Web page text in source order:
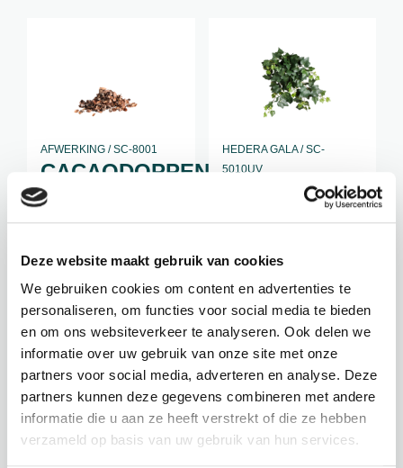
Deze website maakt gebruik van cookies
We gebruiken cookies om content en advertenties te
personaliseren, om functies voor social media te bieden
en om ons websiteverkeer te analyseren. Ook delen we
informatie over uw gebruik van onze site met onze
partners voor social media, adverteren en analyse. Deze
partners kunnen deze gegevens combineren met andere
informatie die u aan ze heeft verstrekt of die ze hebben
verzameld op basis van uw gebruik van hun services.
AFWERKING / SC-8001
CACAODOPPEN
S
Materiaal: natuurlijk
Toepassing:
vul/toplaag
€4,50
incl. BTW
HEDERA GALA / SC-
5010UV
KLIMOP-1
Hoogte: 48 cm
Let op:
losse tak
€23,95
incl. BTW